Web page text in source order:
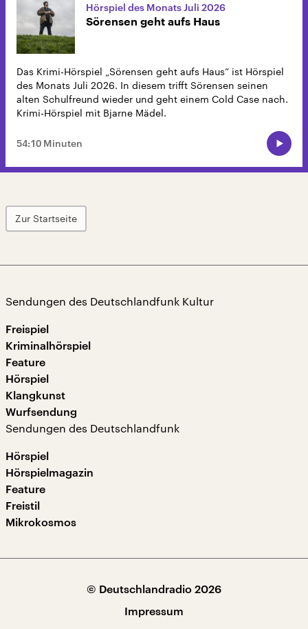
Hörspiel des Monats Juli 2026
Sörensen geht aufs Haus
Das Krimi-Hörspiel „Sörensen geht aufs Haus“ ist Hörspiel
des Monats Juli 2026. In diesem trifft Sörensen seinen
alten Schulfreund wieder und geht einem Cold Case nach.
Krimi-Hörspiel mit Bjarne Mädel.
54:10 Minuten
Zur Startseite
Sendungen des Deutschlandfunk Kultur
Freispiel
Kriminalhörspiel
Feature
Hörspiel
Klangkunst
Wurfsendung
Sendungen des Deutschlandfunk
Hörspiel
Hörspielmagazin
Feature
Freistil
Mikrokosmos
© Deutschlandradio 2026
Impressum